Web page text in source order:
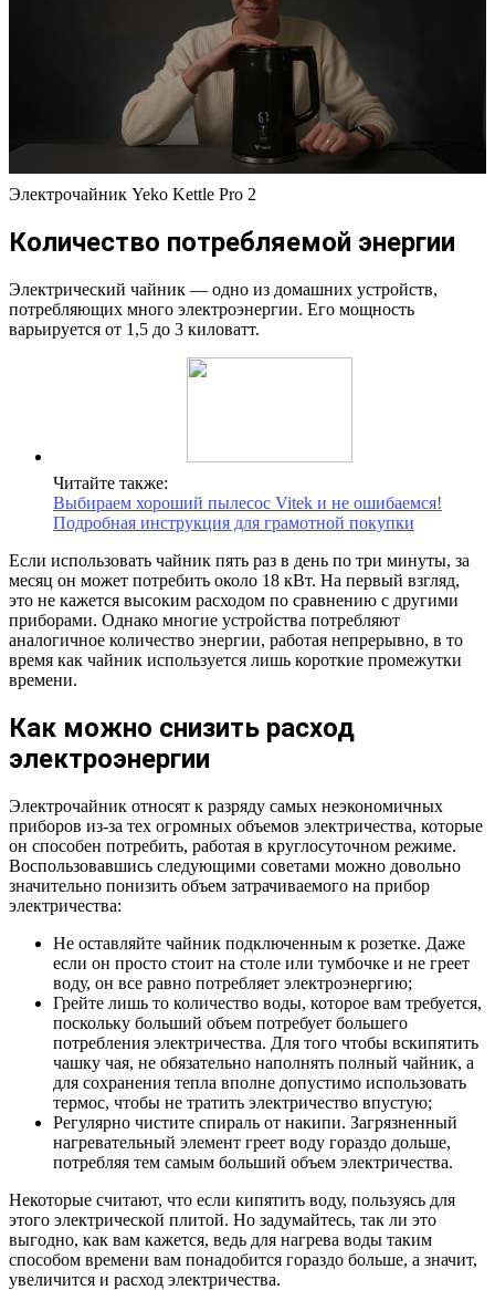
Электрочайник Yeko Kettle Pro 2
Количество потребляемой энергии
Электрический чайник — одно из домашних устройств,
потребляющих много электроэнергии. Его мощность
варьируется от 1,5 до 3 киловатт.
Читайте также:
Выбираем хороший пылесос Vitek и не ошибаемся!
Подробная инструкция для грамотной покупки
Если использовать чайник пять раз в день по три минуты, за
месяц он может потребить около 18 кВт. На первый взгляд,
это не кажется высоким расходом по сравнению с другими
приборами. Однако многие устройства потребляют
аналогичное количество энергии, работая непрерывно, в то
время как чайник используется лишь короткие промежутки
времени.
Как можно снизить расход
электроэнергии
Электрочайник относят к разряду самых неэкономичных
приборов из-за тех огромных объемов электричества, которые
он способен потребить, работая в круглосуточном режиме.
Воспользовавшись следующими советами можно довольно
значительно понизить объем затрачиваемого на прибор
электричества:
Не оставляйте чайник подключенным к розетке. Даже
если он просто стоит на столе или тумбочке и не греет
воду, он все равно потребляет электроэнергию;
Грейте лишь то количество воды, которое вам требуется,
поскольку больший объем потребует большего
потребления электричества. Для того чтобы вскипятить
чашку чая, не обязательно наполнять полный чайник, а
для сохранения тепла вполне допустимо использовать
термос, чтобы не тратить электричество впустую;
Регулярно чистите спираль от накипи. Загрязненный
нагревательный элемент греет воду гораздо дольше,
потребляя тем самым больший объем электричества.
Некоторые считают, что если кипятить воду, пользуясь для
этого электрической плитой. Но задумайтесь, так ли это
выгодно, как вам кажется, ведь для нагрева воды таким
способом времени вам понадобится гораздо больше, а значит,
увеличится и расход электричества.